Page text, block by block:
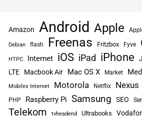
Amazon Android Apple
Debian flash Freenas Fritzbox Fyve
HTPC Internet iOS iPad iPhone
LTE Macbook Air Mac OS X Market
Mobiles Internet Motorola Netflix Nexus
PHP Raspberry Pi Samsung SEO
Telekom tvheadend Ultrabooks